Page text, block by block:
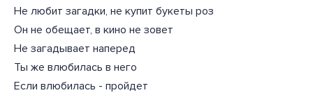
Не любит загадки, не купит букеты роз
Он не обещает, в кино не зовет
Не загадывает наперед
Ты же влюбилась в него
Если влюбилась - пройдет